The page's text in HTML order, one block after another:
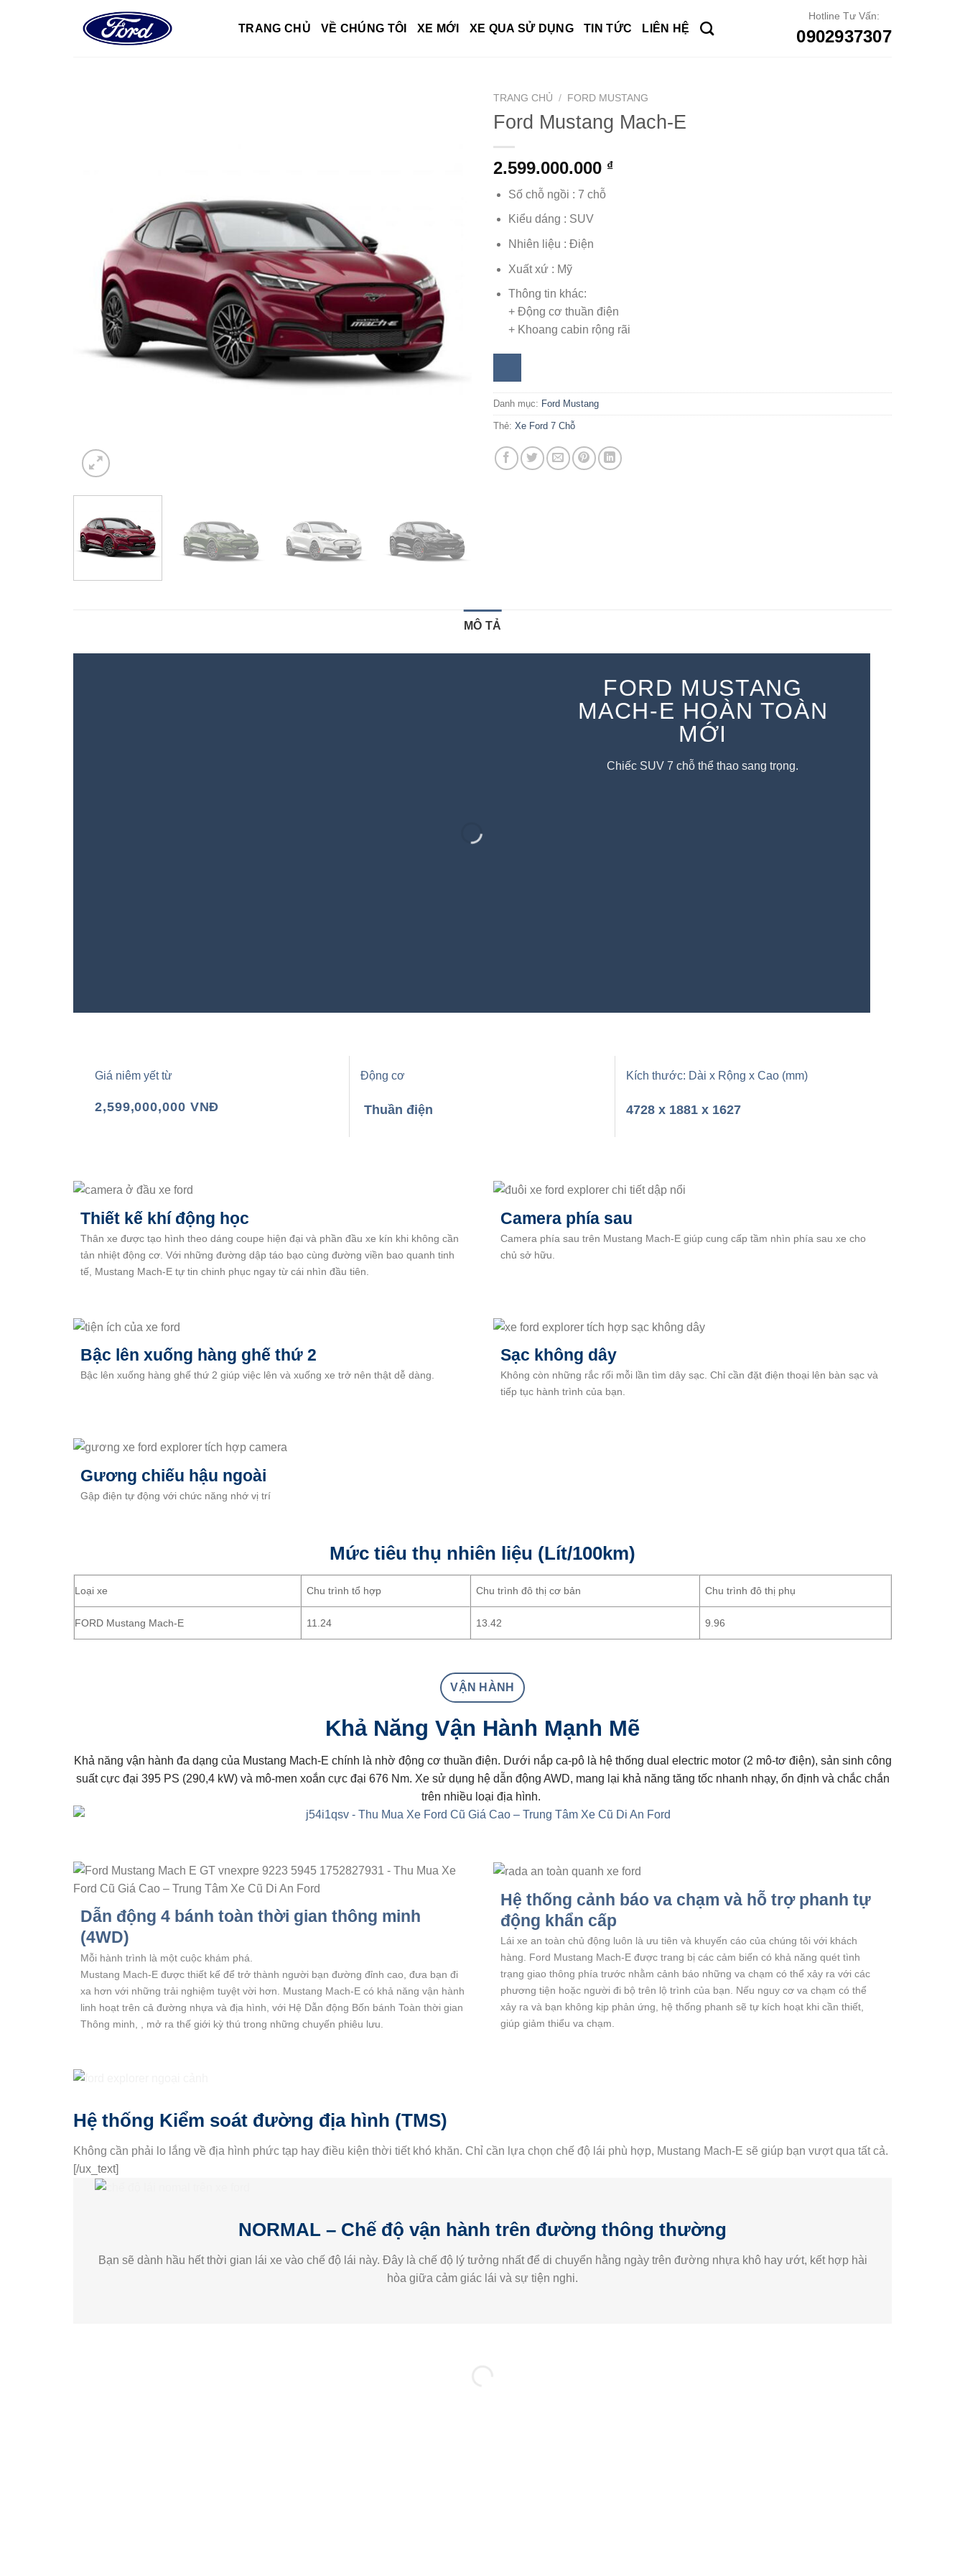
TRANG CHỦ VỀ CHÚNG TÔI XE MỚI XE QUA SỬ DỤNG TIN TỨC LIÊN HỆ
Hotline Tư Vấn:
0902937307
TRANG CHỦ / FORD MUSTANG
Ford Mustang Mach-E
2.599.000.000 ₫
Số chỗ ngồi : 7 chỗ
Kiểu dáng : SUV
Nhiên liệu : Điện
Xuất xứ : Mỹ
Thông tin khác:
+ Động cơ thuần điện
+ Khoang cabin rộng rãi
Danh mục: Ford Mustang
Thẻ: Xe Ford 7 Chỗ
MÔ TẢ
FORD MUSTANG
MACH-E HOÀN TOÀN
MỚI
Chiếc SUV 7 chỗ thể thao sang trọng.
Giá niêm yết từ
2,599,000,000 VNĐ
Động cơ
Thuần điện
Kích thước: Dài x Rộng x Cao (mm)
4728 x 1881 x 1627
Thiết kế khí động học
Thân xe được tạo hình theo dáng coupe hiện đại và phần đầu xe kín khi không cần
tản nhiệt động cơ. Với những đường dập táo bạo cùng đường viền bao quanh tinh
tế, Mustang Mach-E tự tin chinh phục ngay từ cái nhìn đầu tiên.
Camera phía sau
Camera phía sau trên Mustang Mach-E giúp cung cấp tầm nhìn phía sau xe cho
chủ sở hữu.
Bậc lên xuống hàng ghế thứ 2
Bậc lên xuống hàng ghế thứ 2 giúp việc lên và xuống xe trở nên thật dễ dàng.
Sạc không dây
Không còn những rắc rối mỗi lần tìm dây sạc. Chỉ cần đặt điện thoại lên bàn sạc và
tiếp tục hành trình của bạn.
Gương chiếu hậu ngoài
Gập điện tự động với chức năng nhớ vị trí
Mức tiêu thụ nhiên liệu (Lít/100km)
Loại xe Chu trình tổ hợp Chu trình đô thị cơ bản Chu trình đô thị phụ
FORD Mustang Mach-E 11.24 13.42 9.96
VẬN HÀNH
Khả Năng Vận Hành Mạnh Mẽ
Khả năng vận hành đa dạng của Mustang Mach-E chính là nhờ động cơ thuần điện. Dưới nắp ca-pô là hệ thống dual electric motor (2 mô-tơ điện), sản sinh công
suất cực đại 395 PS (290,4 kW) và mô-men xoắn cực đại 676 Nm. Xe sử dụng hệ dẫn động AWD, mang lại khả năng tăng tốc nhanh nhạy, ổn định và chắc chắn
trên nhiều loại địa hình.
Dẫn động 4 bánh toàn thời gian thông minh
(4WD)
Mỗi hành trình là một cuộc khám phá.
Mustang Mach-E được thiết kế để trở thành người bạn đường đỉnh cao, đưa bạn đi
xa hơn với những trải nghiệm tuyệt vời hơn. Mustang Mach-E có khả năng vận hành
linh hoạt trên cả đường nhựa và địa hình, với Hệ Dẫn động Bốn bánh Toàn thời gian
Thông minh, , mở ra thế giới kỳ thú trong những chuyến phiêu lưu.
Hệ thống cảnh báo va chạm và hỗ trợ phanh tự
động khẩn cấp
Lái xe an toàn chủ động luôn là ưu tiên và khuyến cáo của chúng tôi với khách
hàng. Ford Mustang Mach-E được trang bị các cảm biến có khả năng quét tình
trạng giao thông phía trước nhằm cảnh báo những va chạm có thể xảy ra với các
phương tiện hoặc người đi bộ trên lộ trình của bạn. Nếu nguy cơ va chạm có thể
xảy ra và bạn không kịp phản ứng, hệ thống phanh sẽ tự kích hoạt khi cần thiết,
giúp giảm thiểu va chạm.
Hệ thống Kiểm soát đường địa hình (TMS)
Không cần phải lo lắng về địa hình phức tạp hay điều kiện thời tiết khó khăn. Chỉ cần lựa chọn chế độ lái phù hợp, Mustang Mach-E sẽ giúp bạn vượt qua tất cả.
[/ux_text]
NORMAL – Chế độ vận hành trên đường thông thường
Bạn sẽ dành hầu hết thời gian lái xe vào chế độ lái này. Đây là chế độ lý tưởng nhất để di chuyển hằng ngày trên đường nhựa khô hay ướt, kết hợp hài
hòa giữa cảm giác lái và sự tiện nghi.